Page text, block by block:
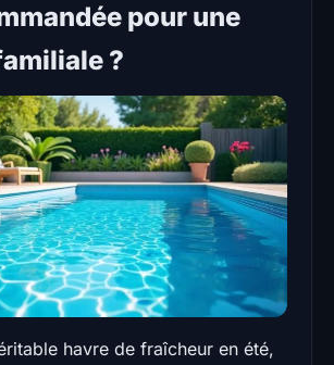
pour une
?
havre de fraîcheur en été,